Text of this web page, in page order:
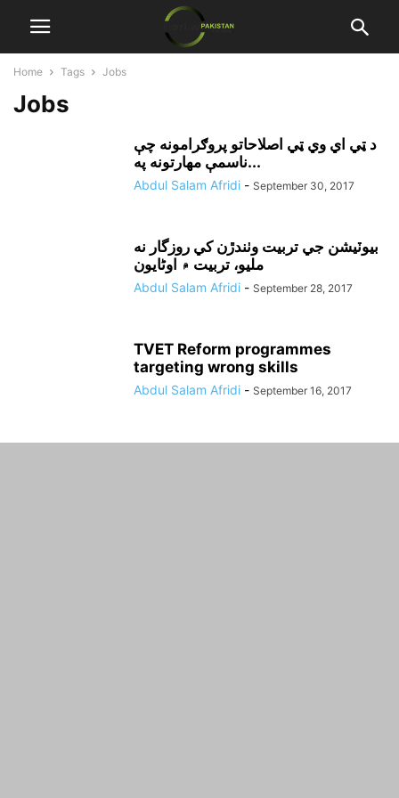
Home Tags Jobs
Jobs
د ټي اي وي ټي اصلاحاتو پروګرامونه چې
ناسمې مهارتونه په...
Abdul Salam Afridi - September 30, 2017
بيوٽيشن جي تربيت وٺندڙن کي روزگار نه
مليو، تربيت ۾ اوڻايون
Abdul Salam Afridi - September 28, 2017
TVET Reform programmes
targeting wrong skills
Abdul Salam Afridi - September 16, 2017